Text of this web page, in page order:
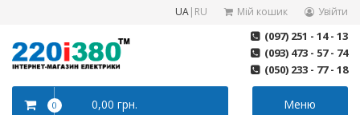
UA| RU Мій кошик Увійти
(097) 251 - 14 - 13
(093) 473 - 57 - 74
(050) 233 - 77 - 18
Меню
0 0,00 грн.